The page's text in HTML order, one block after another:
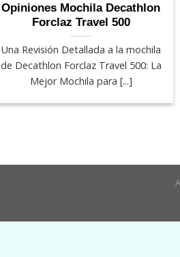
Opiniones Mochila Decathlon
Forclaz Travel 500
Una Revisión Detallada a la mochila
de Decathlon Forclaz Travel 500: La
Mejor Mochila para [...]